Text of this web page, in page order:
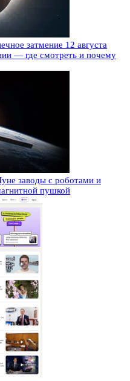
затмение 12 августа
— где смотреть и почему
заводы с роботами и
пушкой